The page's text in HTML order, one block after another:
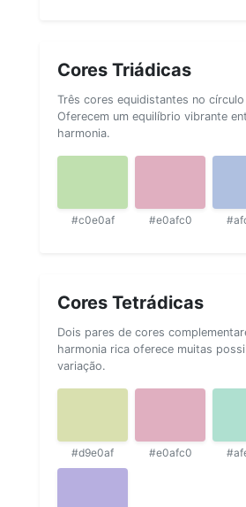
Cores Triádicas
Três cores equidistantes no
Oferecem um equilíbrio vibrante
harmonia.
#c0e0af #e0afc0
Cores Tetrádicas
Dois pares de cores
harmonia rica oferece muitas
variação.
#d9e0af #e0afc0